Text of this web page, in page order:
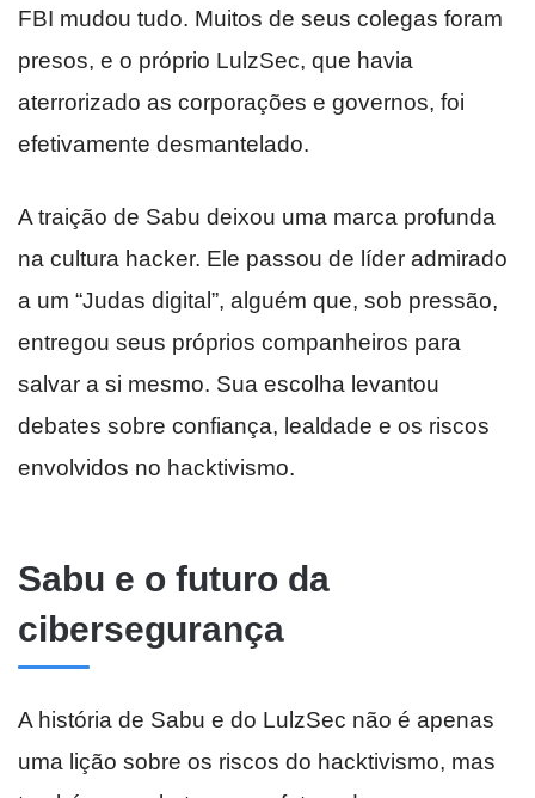
FBI mudou tudo. Muitos de seus colegas foram
presos, e o próprio LulzSec, que havia
aterrorizado as corporações e governos, foi
efetivamente desmantelado.
A traição de Sabu deixou uma marca profunda
na cultura hacker. Ele passou de líder admirado
a um “Judas digital”, alguém que, sob pressão,
entregou seus próprios companheiros para
salvar a si mesmo. Sua escolha levantou
debates sobre confiança, lealdade e os riscos
envolvidos no hacktivismo.
Sabu e o futuro da
cibersegurança
A história de Sabu e do LulzSec não é apenas
uma lição sobre os riscos do hacktivismo, mas